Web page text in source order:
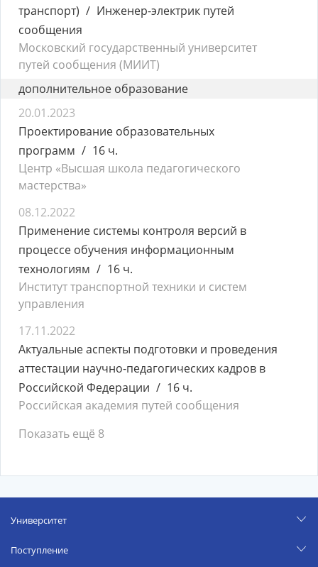
транспорт)
Инженер-электрик путей
сообщения
Московский государственный университет
путей сообщения (МИИТ)
дополнительное образование
20.01.2023
Проектирование образовательных
программ
16 ч.
Центр «Высшая школа педагогического
мастерства»
08.12.2022
Применение системы контроля версий в
процессе обучения информационным
технологиям
16 ч.
Институт транспортной техники и систем
управления
17.11.2022
Актуальные аспекты подготовки и проведения
аттестации научно-педагогических кадров в
Российской Федерации
16 ч.
Российская академия путей сообщения
Показать ещё 8
Университет
Поступление